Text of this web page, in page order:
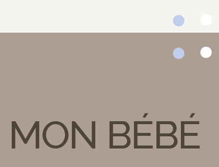
Детская одежда. Полный образ в одном магазине